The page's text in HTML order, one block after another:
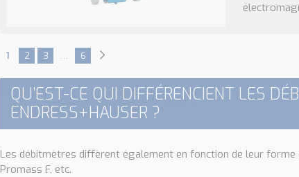
1 2 3 … 6
QU’EST-CE QUI DIFFÉRENCIENT LES
ENDRESS+HAUSER ?
Les débitmètres diffèrent également en fonction de leur forme
Promass F, etc.